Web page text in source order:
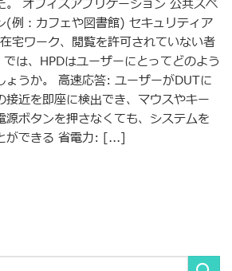
。 オフィスアプリケーション 公共スペ
(例：カフェや図書館) セキュリティア
宅ワーク、閲覧を許可されていない者
は、HPDはユーザーにとってどのよう
ょうか。 高速応答: ユーザーがDUTに
接近を即座に検出でき、マウスやキー
源ボタンを押さなくても、システムを
ができる 省電力: [...]